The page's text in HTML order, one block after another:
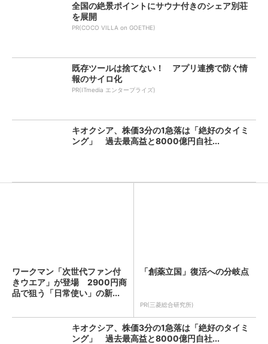
全国の絶景ポイントにサウナ付きのシェア別荘
を展開
PR(COCO VILLA on GOETHE)
既存ツールは捨てない！ アプリ連携で防ぐ情
報のサイロ化
PR(ITmedia エンタープライズ)
キオクシア、株価3分の1急落は「絶好のタイミ
ング」 過去最高益と8000億円自社...
ワークマン「次世代ファン付
きウエア」が登場 2900円商
品で狙う「日常使い」の新...
「創薬立国」復活への分岐点
PR(三菱総合研究所)
キオクシア、株価3分の1急落は「絶好のタイミ
ング」 過去最高益と8000億円自社...